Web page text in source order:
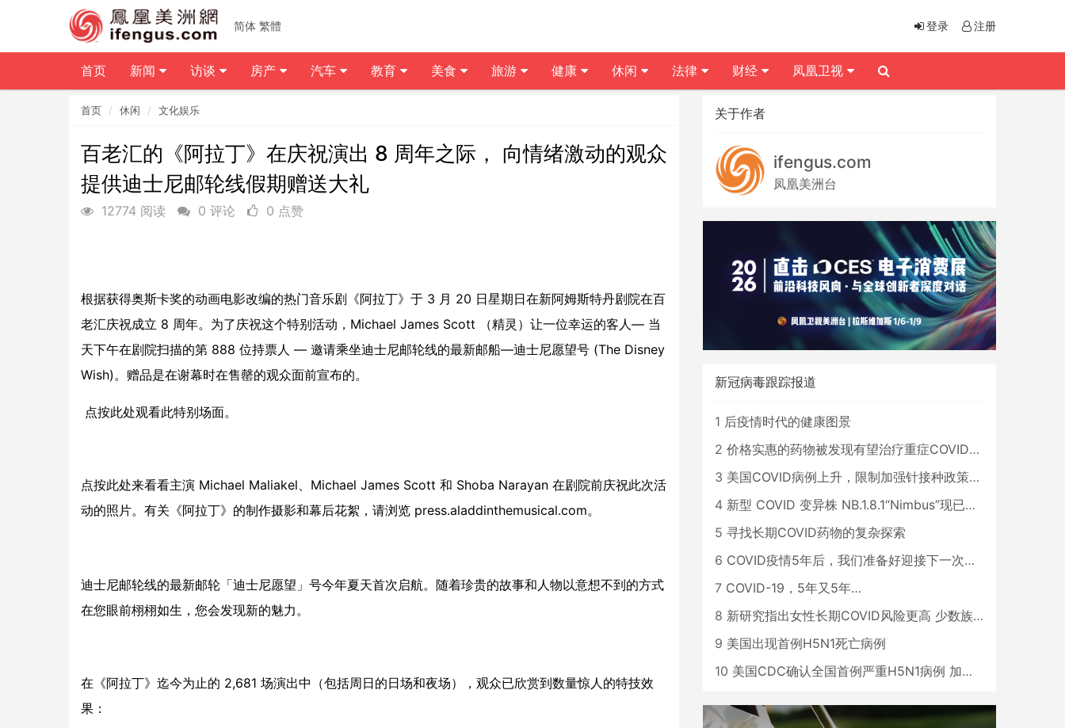
首页 休闲 文化娱乐
百老汇的《阿拉丁》在庆祝演出 8 周年之际， 向情绪激动的观众
提供迪士尼邮轮线假期赠送大礼
12774 阅读 0 评论 0 点赞
根据获得奥斯卡奖的动画电影改编的热门音乐剧《阿拉丁》于 3 月 20 日星期日在新阿姆斯特丹剧院在百
老汇庆祝成立 8 周年。为了庆祝这个特别活动，Michael James Scott （精灵）让一位幸运的客人— 当
天下午在剧院扫描的第 888 位持票人 — 邀请乘坐迪士尼邮轮线的最新邮船—迪士尼愿望号 (The Disney
Wish)。赠品是在谢幕时在售罄的观众面前宣布的。
点按此处观看此特别场面。
点按此处来看看主演 Michael Maliakel、Michael James Scott 和 Shoba Narayan 在剧院前庆祝此次活
动的照片。有关《阿拉丁》的制作摄影和幕后花絮，请浏览 press.aladdinthemusical.com。
迪士尼邮轮线的最新邮轮「迪士尼愿望」号今年夏天首次启航。随着珍贵的故事和人物以意想不到的方式
在您眼前栩栩如生，您会发现新的魅力。
在《阿拉丁》迄今为止的 2,681 场演出中（包括周日的日场和夜场），观众已欣赏到数量惊人的特技效
果：
关于作者
ifengus.com
凤凰美洲台
新冠病毒跟踪报道
1 后疫情时代的健康图景
2 价格实惠的药物被发现有望治疗重症COVID患者
3 美国COVID病例上升，限制加强针接种政策即将出台
4 新型 COVID 变异株 NB.1.8.1“Nimbus”现已在美国占据主导地位
5 寻找长期COVID药物的复杂探索
6 COVID疫情5年后，我们准备好迎接下一次大流行了吗？
7 COVID-19，5年又5年…
8 新研究指出女性长期COVID风险更高 少数族裔儿童存在差异
9 美国出现首例H5N1死亡病例
10 美国CDC确认全国首例严重H5N1病例 加州进入紧急状态
简体 繁體 登录 注册
首页 新闻 访谈 房产 汽车 教育 美食 旅游 健康 休闲 法律 财经 凤凰卫视